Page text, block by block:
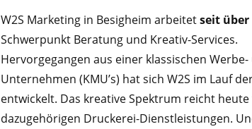
W2S Marketing in Besigheim arbeitetseit über
Schwerpunkt Beratung und Kreativ-Services.
Hervorgegangen aus einer klassischen
Unternehmen (KMU’s) hat sich W2S im Lauf
entwickelt. Das kreative Spektrum reicht
dazugehörigen Druckerei-Dienstleistungen.